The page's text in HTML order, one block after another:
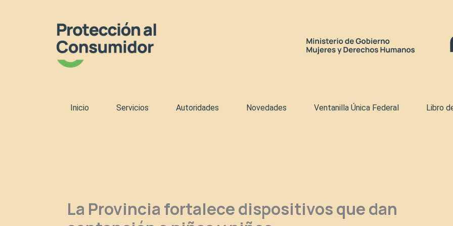
Inicio Servicios Autoridades Novedades Ventanilla Única Federal Libro
La Provincia fortalece dispositivos que dan